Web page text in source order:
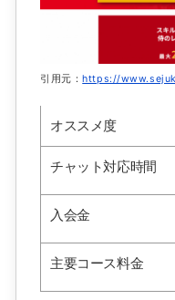
引用元： https://
オススメ度
チャット対応時間
入会金
主要コース料金